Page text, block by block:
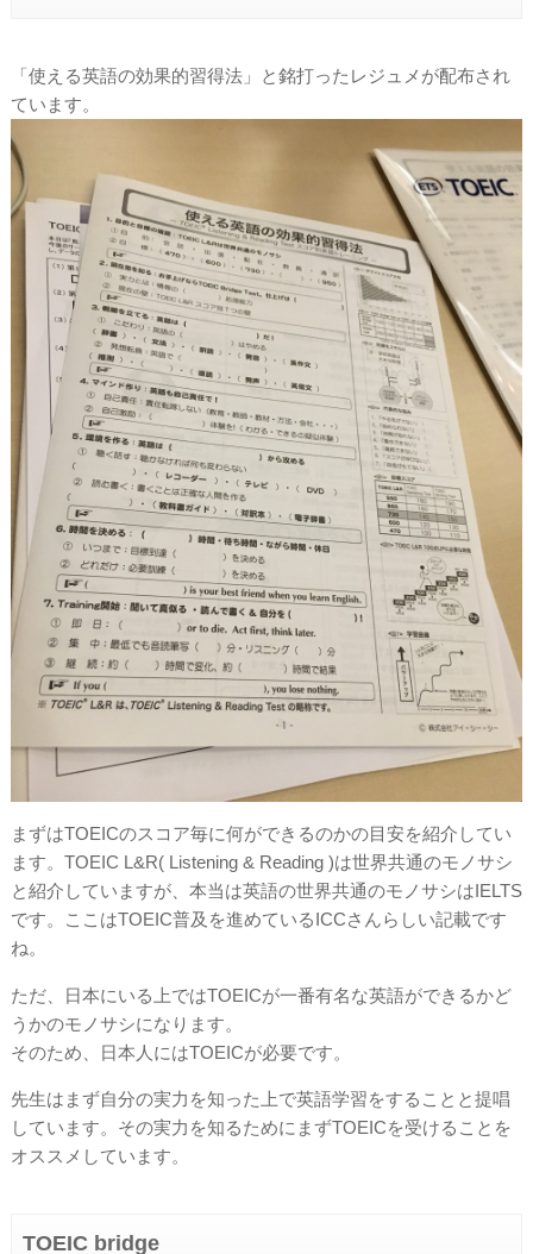
「使える英語の効果的習得法」と銘打ったレジュメが配布され
ています。
まずはTOEICのスコア毎に何ができるのかの目安を紹介してい
ます。TOEIC L&R( Listening & Reading )は世界共通のモノサシ
と紹介していますが、本当は英語の世界共通のモノサシはIELTS
です。ここはTOEIC普及を進めているICCさんらしい記載です
ね。
ただ、日本にいる上ではTOEICが一番有名な英語ができるかど
うかのモノサシになります。
そのため、日本人にはTOEICが必要です。
先生はまず自分の実力を知った上で英語学習をすることと提唱
しています。その実力を知るためにまずTOEICを受けることを
オススメしています。
TOEIC bridge